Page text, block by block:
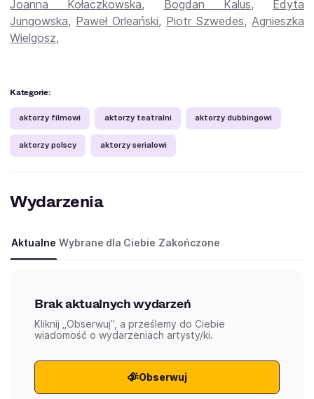
Joanna Kołaczkowska, Bogdan Kalus, Edyta
Jungowska, Paweł Orleański, Piotr Szwedes, Agnieszka
Wielgosz,
Kategorie:
aktorzy filmowi aktorzy teatralni aktorzy dubbingowi
aktorzy polscy aktorzy serialowi
Wydarzenia
Aktualne Wybrane dla Ciebie Zakończone
Brak aktualnych wydarzeń
Kliknij „Obserwuj”, a prześlemy do Ciebie
wiadomość o wydarzeniach artysty/ki.
Obserwuj